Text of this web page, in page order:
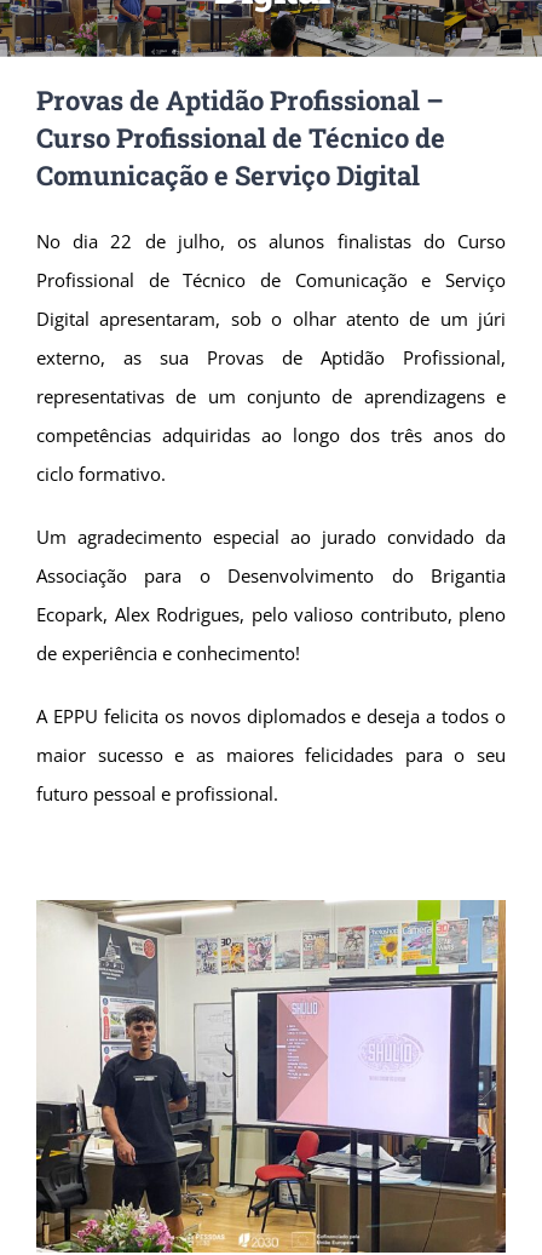
Provas de Aptidão Profissional –
Curso Profissional de Técnico de
Comunicação e Serviço Digital
No dia 22 de julho, os alunos finalistas do Curso
Profissional de Técnico de Comunicação e Serviço
Digital apresentaram, sob o olhar atento de um júri
externo, as sua Provas de Aptidão Profissional,
representativas de um conjunto de aprendizagens e
competências adquiridas ao longo dos três anos do
ciclo formativo.
Um agradecimento especial ao jurado convidado da
Associação para o Desenvolvimento do Brigantia
Ecopark, Alex Rodrigues, pelo valioso contributo, pleno
de experiência e conhecimento!
A EPPU felicita os novos diplomados e deseja a todos o
maior sucesso e as maiores felicidades para o seu
futuro pessoal e profissional.